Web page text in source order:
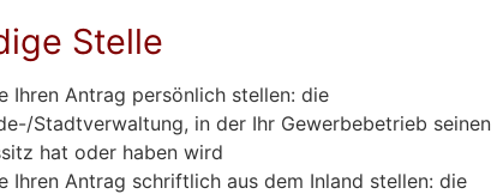
Stelle
Ihren Antrag persönlich stellen: die
Stadtverwaltung, in der Ihr Gewerbebetrieb seinen
hat oder haben wird
Ihren Antrag schriftlich aus dem Inland stellen: die